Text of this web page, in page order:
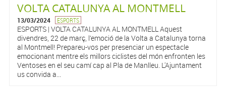
VOLTA CATALUNYA AL MONTMELL
13/03/2024 ESPORTS
ESPORTS | VOLTA CATALUNYA AL MONTMELL Aquest
divendres, 22 de març, l’emoció de la Volta a Catalunya torna
al Montmell! Prepareu-vos per presenciar un espectacle
emocionant mentre els millors ciclistes del món enfronten les
Ventoses en el seu camí cap al Pla de Manlleu. L'Ajuntament
us convida a...